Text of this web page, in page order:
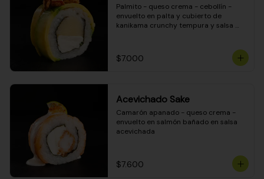
Palmito - queso crema - cebollín -
envuelto en palta y cubierto de
kanikama crunchy tempura y salsa
$7.000
Acevichado Sake
Camarón apanado - queso crema -
envuelto en salmón bañado en salsa
acevichada
$7.600